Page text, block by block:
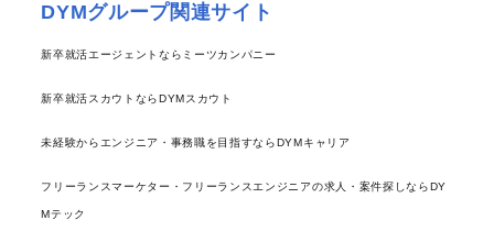
DYMグループ関連サイト
新卒就活エージェントならミーツカンパニー
新卒就活スカウトならDYMスカウト
未経験からエンジニア・事務職を目指すならDYMキャリア
フリーランスマーケター・フリーランスエンジニアの求人・案件探しならDY
Mテック